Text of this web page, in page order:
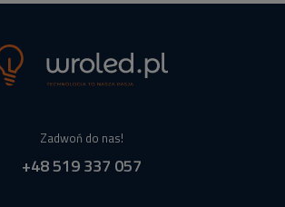
Zadwoń do nas!
+48 519 337 057